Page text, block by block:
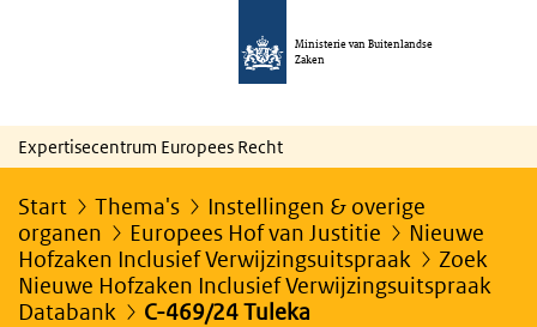
Ministerie van Buitenlandse
Zaken
Expertisecentrum Europees Recht
Start Thema's
Instellingen & overige
organen
Europees Hof van Justitie
Nieuwe
Hofzaken Inclusief Verwijzingsuitspraak
Zoek
Nieuwe Hofzaken Inclusief Verwijzingsuitspraak
Databank
C-469/24 Tuleka